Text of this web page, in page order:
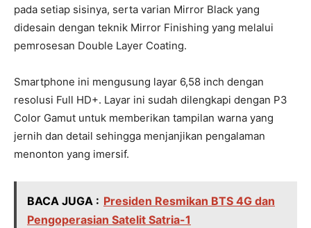
pada setiap sisinya, serta varian Mirror Black yang
didesain dengan teknik Mirror Finishing yang melalui
pemrosesan Double Layer Coating.
Smartphone ini mengusung layar 6,58 inch dengan
resolusi Full HD+. Layar ini sudah dilengkapi dengan P3
Color Gamut untuk memberikan tampilan warna yang
jernih dan detail sehingga menjanjikan pengalaman
menonton yang imersif.
BACA JUGA : Presiden Resmikan BTS 4G dan
Pengoperasian Satelit Satria-1